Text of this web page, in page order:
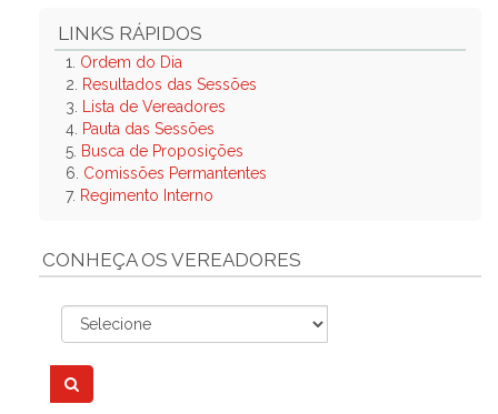
LINKS RÁPIDOS
1. Ordem do Dia
2.
Resultados das Sessões
3.
Lista de Vereadores
4. Pauta das Sessões
5. Busca de Proposições
6. Comissões Permantentes
7. Regimento Interno
CONHEÇA OS VEREADORES